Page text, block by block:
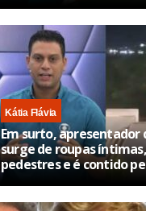
Kátia Flávia
Em surto, apresentador
surge de roupas
pedestres e é contido